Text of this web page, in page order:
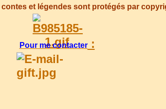
contes et légendes sont protégés par
Pour me contacter: